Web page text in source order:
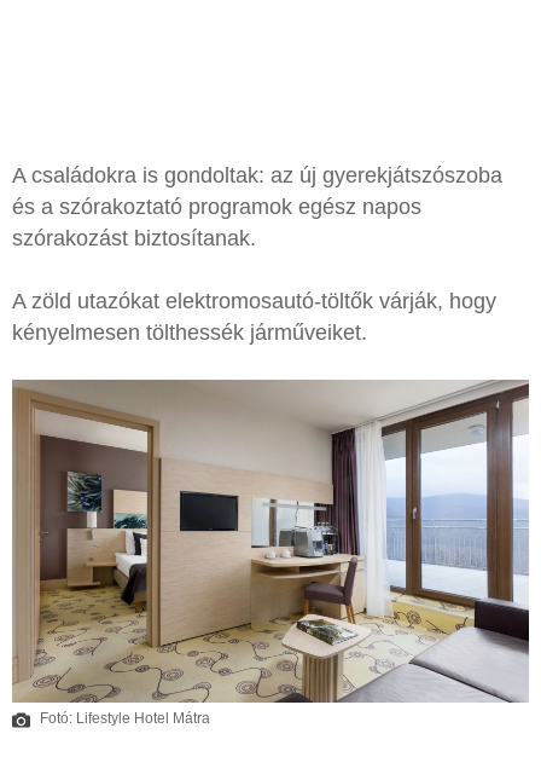
A családokra is gondoltak: az új gyerekjátszószoba
és a szórakoztató programok egész napos
szórakozást biztosítanak.
A zöld utazókat elektromosautó-töltők várják, hogy
kényelmesen tölthessék járműveiket.
Fotó: Lifestyle Hotel Mátra